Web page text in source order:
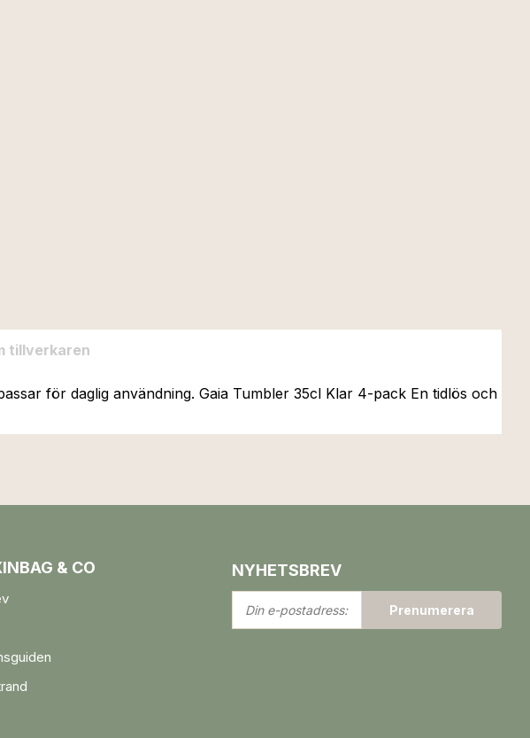
tillverkaren
för daglig användning. Gaia Tumbler 35cl Klar 4-pack En tidlös och
& CO NYHETSBREV
Din
e-
Prenumerera